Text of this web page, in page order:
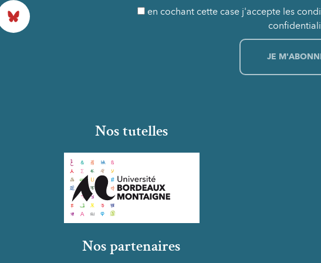
en cochant cette case j'accepte les
Nos tutelles
Nos partenaires